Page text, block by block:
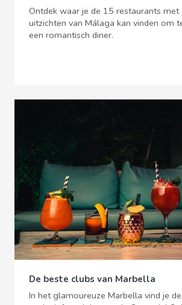
Ontdek waar je de 15 restaurants met
uitzichten van Málaga kan vinden om
een romantisch diner.
De beste clubs van Marbella
In het glamoureuze Marbella vind je